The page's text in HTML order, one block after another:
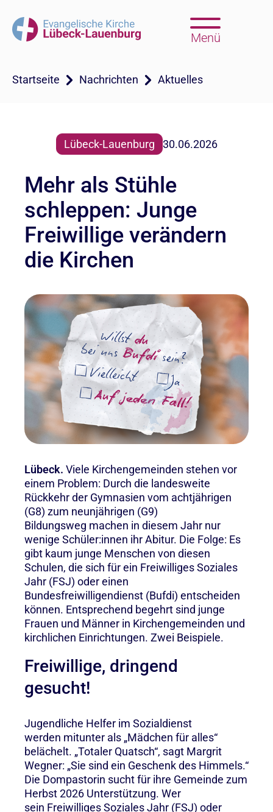
Menü
Startseite Nachrichten Aktuelles
Lübeck-Lauenburg 30.06.2026
Mehr als Stühle
schleppen: Junge
Freiwillige verändern
die Kirchen
Lübeck. Viele Kirchengemeinden stehen vor
einem Problem: Durch die landesweite
Rückkehr der Gymnasien vom achtjährigen
(G8) zum neunjährigen (G9)
Bildungsweg machen in diesem Jahr nur
wenige Schüler:innen ihr Abitur. Die Folge: Es
gibt kaum junge Menschen von diesen
Schulen, die sich für ein Freiwilliges Soziales
Jahr (FSJ) oder einen
Bundesfreiwilligendienst (Bufdi) entscheiden
können. Entsprechend begehrt sind junge
Frauen und Männer in Kirchengemeinden und
kirchlichen Einrichtungen. Zwei Beispiele.
Freiwillige, dringend
gesucht!
Jugendliche Helfer im Sozialdienst
werden mitunter als „Mädchen für alles“
belächelt. „Totaler Quatsch“, sagt Margrit
Wegner: „Sie sind ein Geschenk des Himmels.“
Die Dompastorin sucht für ihre Gemeinde zum
Herbst 2026 Unterstützung. Wer
sein Freiwilliges Soziales Jahr (FSJ) oder